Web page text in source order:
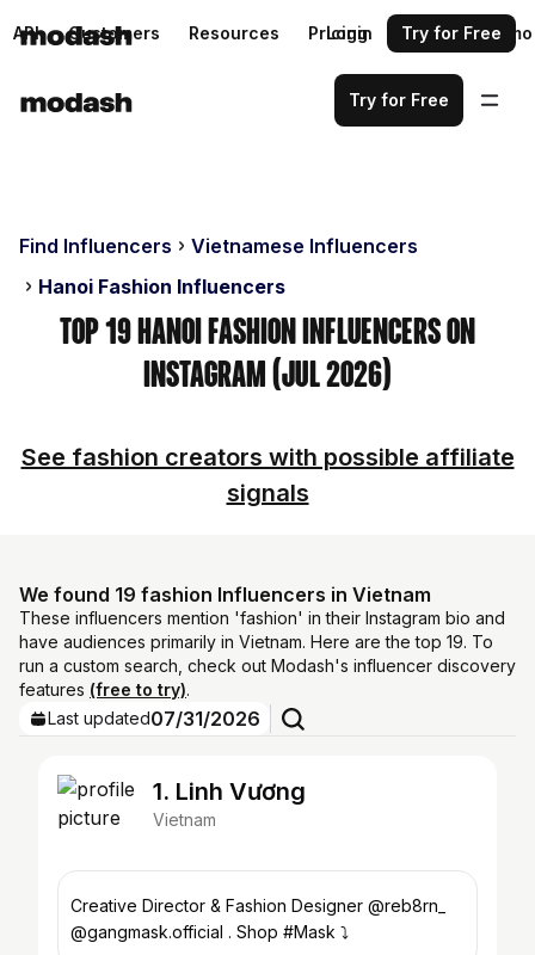
API Customers Resources Pricing Request a demo
Login Try for Free
Try for Free
Find Influencers
Vietnamese Influencers
Hanoi Fashion Influencers
Top 19 Hanoi Fashion Influencers on
Instagram (Jul 2026)
See fashion creators with possible affiliate
signals
We found 19 fashion Influencers in Vietnam
These influencers mention 'fashion' in their Instagram bio and
have audiences primarily in Vietnam. Here are the top 19. To
run a custom search, check out Modash's influencer discovery
features (free to try).
Last updated07/31/2026
1. Linh Vương
Vietnam
Creative Director & Fashion Designer @reb8rn_
@gangmask.official . Shop #Mask ⤵️